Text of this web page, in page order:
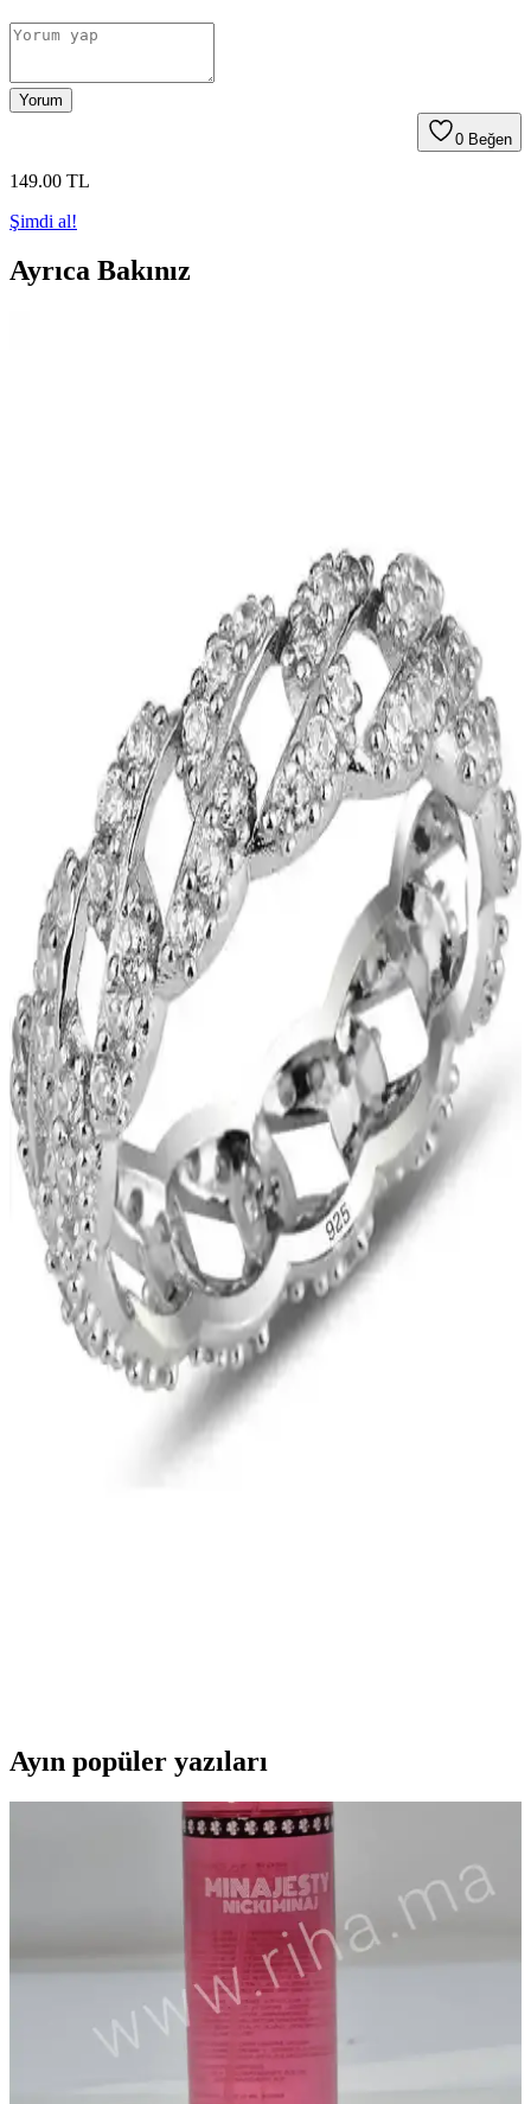
Yorum
0 Beğen
149.00 TL
Şimdi al!
Ayrıca Bakınız
Kedi Gözü Fosforlu Tesbih, doğal taşların benzersiz güzelliği ve
gece parıltısı özelliğiyle öne çıkan şık ve dayanıklı bir takıdır.
Kullanıcılar, parlama ve dayanıklılık konusunda çeşitli deneyimler
Aurrari Güneş Figürlü Altın Kaplama Küpe: Zarif
ve Enerjik Takı Seçeneği
Aurrari'nin güneş figürlü altın kaplama küpesi, zarif tasarımı ve
yüksek kaliteli malzemeleriyle şıklık ve pozitif enerji sunar.
Kullanımı kolay, dayanıklı ve hassas ciltlere uygun olup, günlük ve
özel günler için ideal bir seçimdir.
Aurrari 2'li Gold Renk Kuzey Yıldızı Earcuff: Şıklık
ve Çok Yönlülük Sunan Özel Takı
Aurrari'nin altın renkli 2'li kuzey yıldızı earcuff'u, şıklık ve çok
yönlülük sunar. Sınırlı sayıda üretilen bu ürün, farklı tarzlara uyum
sağlar ve dikkat çekici detaylar içerir.
Nazar Gözlü Koruma Halhalı: Geleneksel ve Estetik
Birlikteliği Hakkında Bilgi
Nazar gözlü koruma halhalı, kötü enerjiyi uzaklaştırmak ve estetik
görünüm sağlamak amacıyla kullanılan geleneksel bir takıdır.
Gümüş malzemeden yapılır ve göz sembolüyle kötü enerjiyi
engellemeye inanılır.
Estetik ve Dayanıklı Halhal Modelleri: Zarafet ve
Koruma Bir Arada
Estetik ve dayanıklı malzemelerden üretilen halhal modelleri, şıklık
ve koruma sunar. Zarif tasarımlar ve uzun ömürlü yapısıyla kişisel
tarzınıza değer katar.
Bers Aksesuar Kadın Altın Kaplama Kararmaz
Bileklik İncelemesi ve Kullanıcı Yorumları
Ayın popüler yazıları